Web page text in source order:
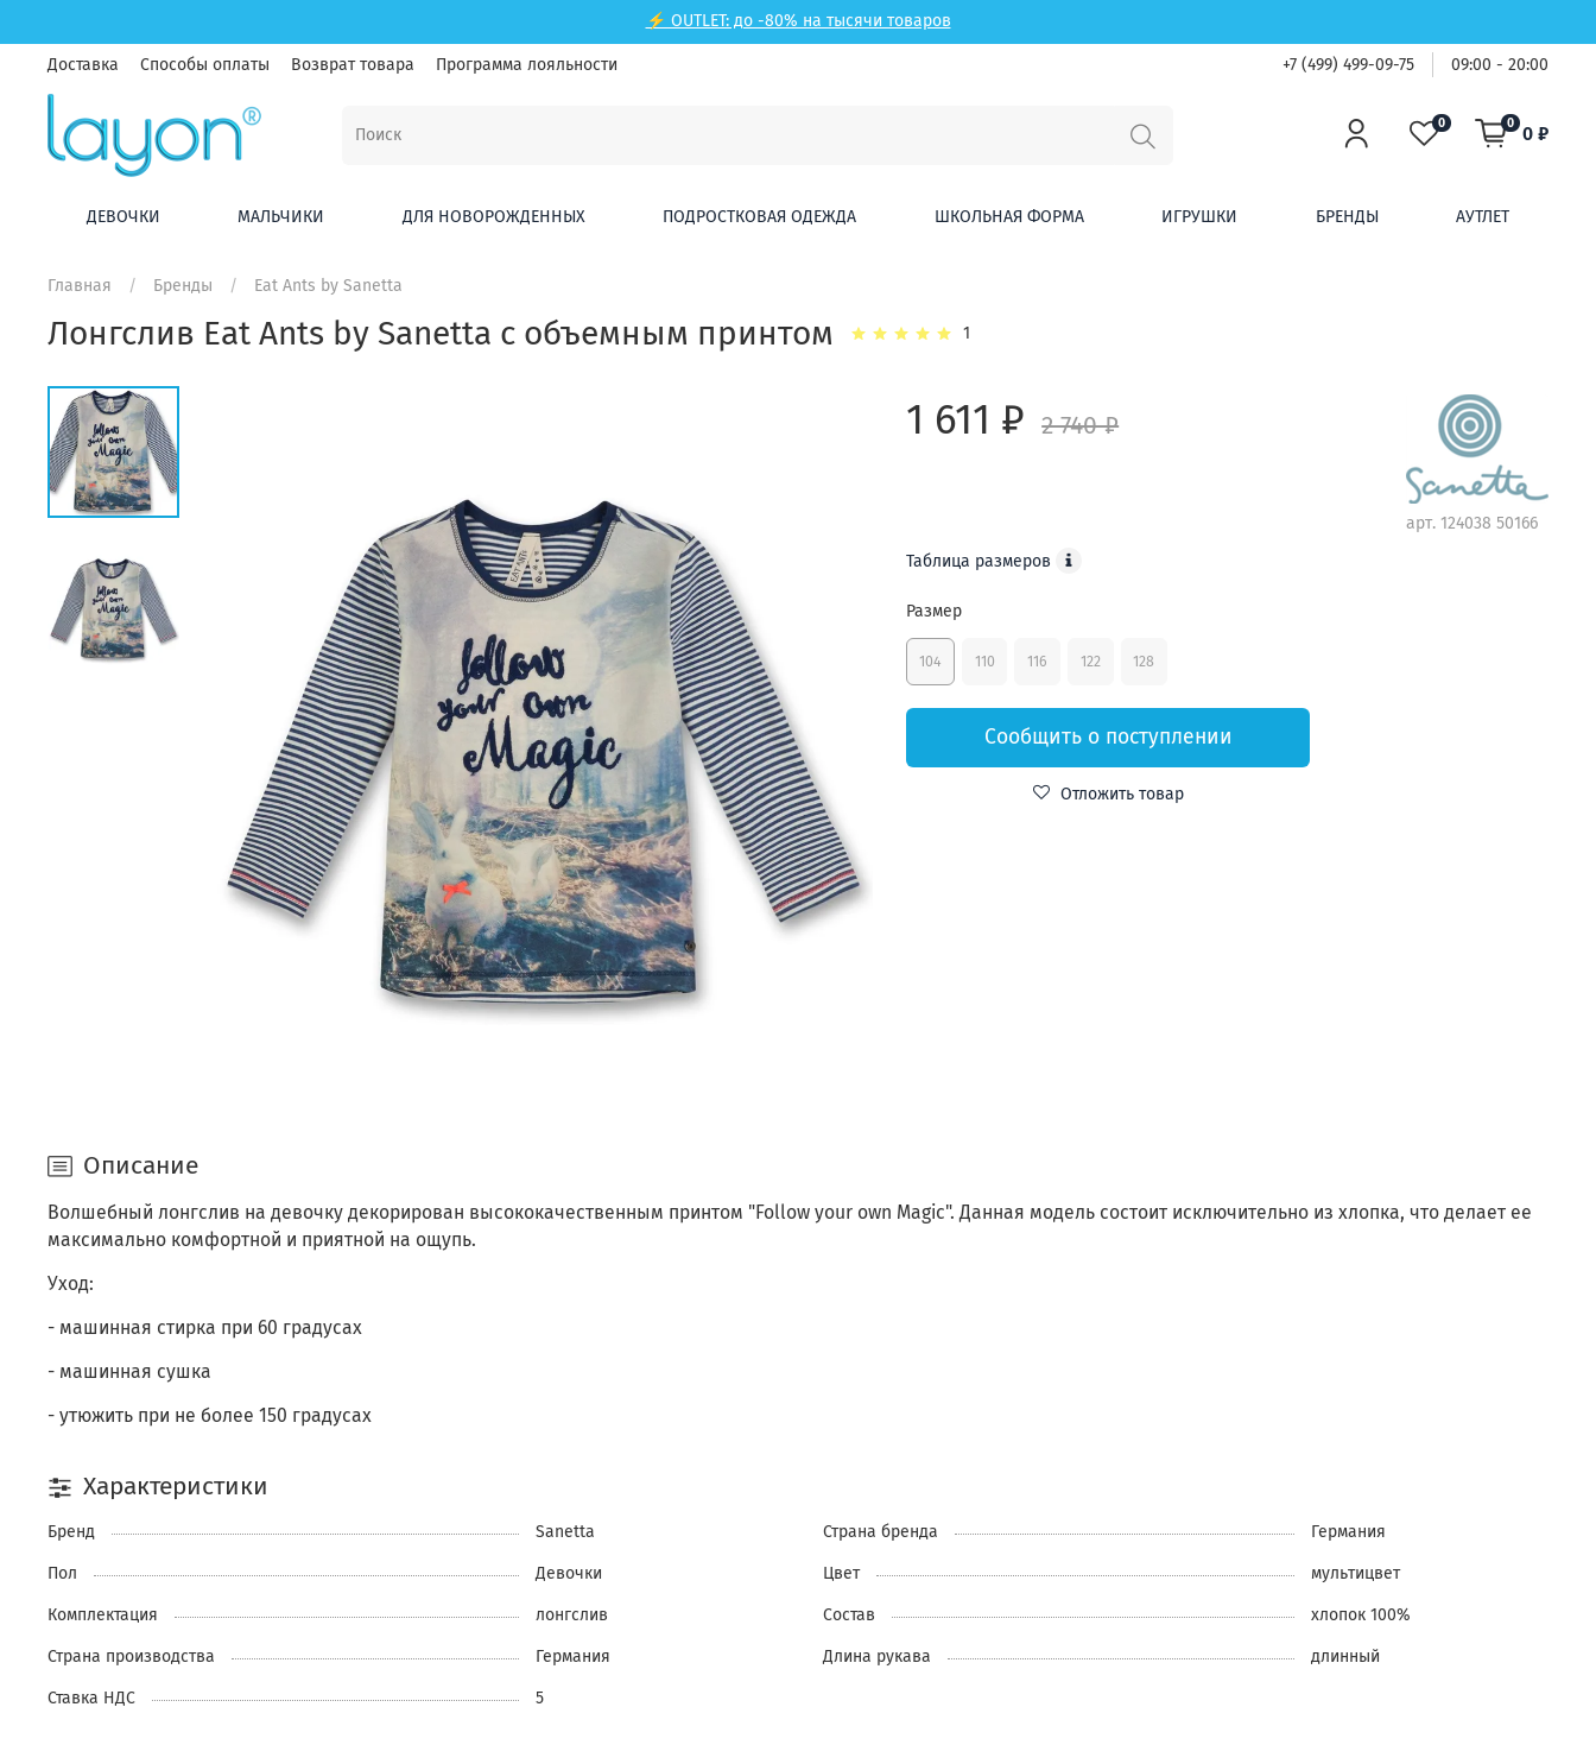
⚡ OUTLET: до -80% на тысячи товаров
Доставка Способы оплаты Возврат товара Программа лояльности +7 (499) 499-09-75 09:00 - 20:00
0 0 0 ₽
ДЕВОЧКИ МАЛЬЧИКИ ДЛЯ НОВОРОЖДЕННЫХ ПОДРОСТКОВАЯ ОДЕЖДА ШКОЛЬНАЯ ФОРМА ИГРУШКИ БРЕНДЫ АУТЛЕТ
Главная Бренды Eat Ants by Sanetta
Лонгслив Eat Ants by Sanetta с объемным принтом 1
1 611 ₽ 2 740 ₽
арт. 124038 50166
Таблица размеров
Размер
104 110 116 122 128
Сообщить о поступлении
Отложить товар
Описание
Волшебный лонгслив на девочку декорирован высококачественным принтом "Follow your own Magic". Данная модель состоит исключительно из хлопка, что делает ее
максимально комфортной и приятной на ощупь.
Уход:
- машинная стирка при 60 градусах
- машинная сушка
- утюжить при не более 150 градусах
Характеристики
Бренд Sanetta Страна бренда Германия
Пол Девочки Цвет мультицвет
Комплектация лонгслив Состав хлопок 100%
Страна производства Германия Длина рукава длинный
Ставка НДС 5